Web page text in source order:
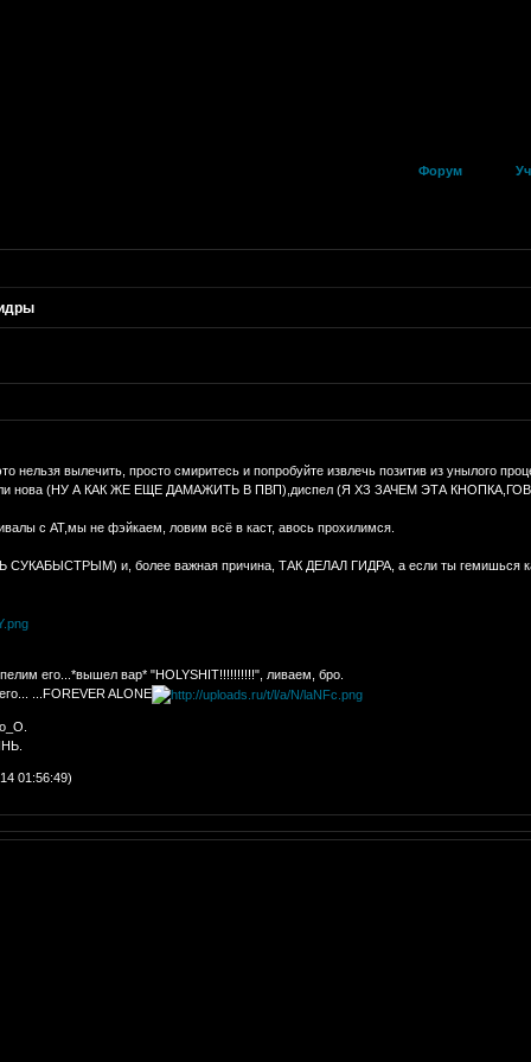
Форум
нельзя вылечить, просто смиритесь и попробуйте извлечь позитив из унылого
нова (НУ А КАК ЖЕ ЕЩЕ ДАМАЖИТЬ В ПВП),диспел (Я ХЗ ЗАЧЕМ ЭТА
с АТ,мы не фэйкаем, ловим всё в каст, авось прохилимся.
и, более важная причина, ТАК ДЕЛАЛ ГИДРА, а если ты гемишься
его...*вышел вар* "HOLYSHIT!!!!!!!!!!", ливаем, бро.
...FOREVER ALONE
01:56:49)